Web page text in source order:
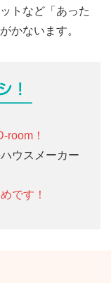
トなど「あった
かないます。
room！
ウスメーカー
です！